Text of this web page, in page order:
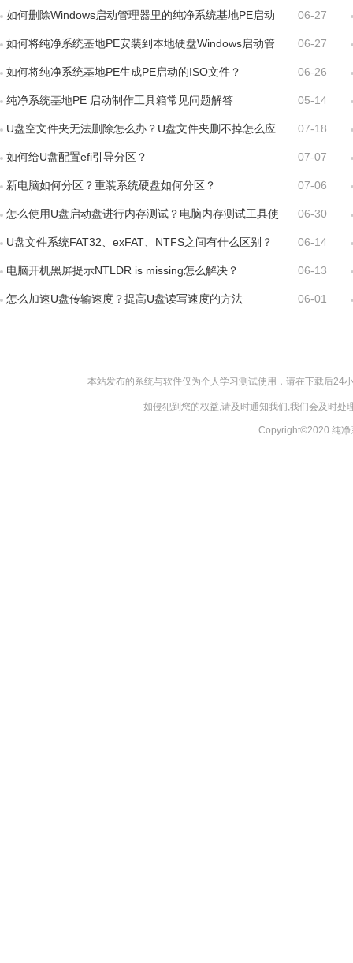
06-27
如何删除Windows启动管理器里的纯净系统基地PE启动
06-27
如何将纯净系统基地PE安装到本地硬盘Windows启动管
06-26
如何将纯净系统基地PE生成PE启动的ISO文件？
05-14
纯净系统基地PE 启动制作工具箱常见问题解答
07-18
U盘空文件夹无法删除怎么办？U盘文件夹删不掉怎么应
07-07
如何给U盘配置efi引导分区？
07-06
新电脑如何分区？重装系统硬盘如何分区？
06-30
怎么使用U盘启动盘进行内存测试？电脑内存测试工具使
06-14
U盘文件系统FAT32、exFAT、NTFS之间有什么区别？
06-13
电脑开机黑屏提示NTLDR is missing怎么解决？
06-01
怎么加速U盘传输速度？提高U盘读写速度的方法
本站发布的系统与软件仅为个人学习测试使用，请在下载后24
如侵犯到您的权益,请及时通知我们,我们会及时
Copyright©2020 纯净